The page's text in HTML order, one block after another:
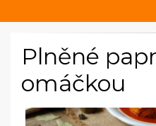
Plněné
omáčkou